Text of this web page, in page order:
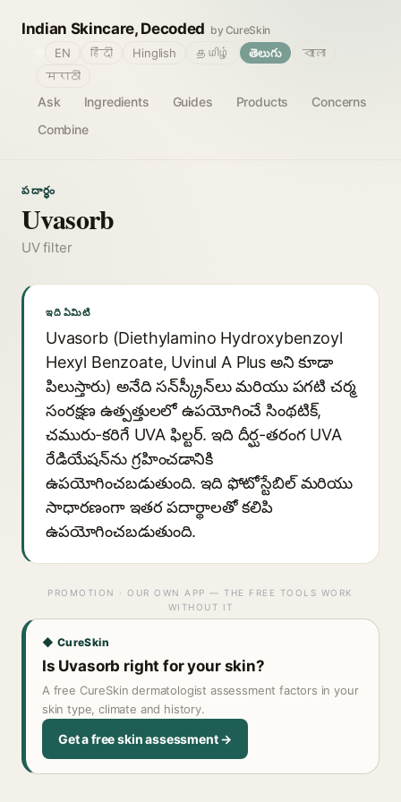
Indian Skincare, Decoded by CureSkin
Ask Ingredients Guides Products
Concerns
Combine
EN हिंदी Hinglish தமிழ் తెలుగు
বাংলা
मराठी
పదార్థం
Uvasorb
UV filter
ఇది ఏమిటి
Uvasorb (Diethylamino Hydroxybenzoyl
Hexyl Benzoate, Uvinul A Plus అని కూడా
పిలుస్తారు) అనేది సన్‌స్క్రీన్‌లు మరియు పగటి చర్మ
సంరక్షణ ఉత్పత్తులలో ఉపయోగించే సింథటిక్,
చమురు-కరిగే UVA ఫిల్టర్. ఇది దీర్ఘ-తరంగ UVA
రేడియేషన్‌ను గ్రహించడానికి
ఉపయోగించబడుతుంది. ఇది ఫోటోస్టేబిల్ మరియు
సాధారణంగా ఇతర పదార్థాలతో కలిపి
ఉపయోగించబడుతుంది.
PROMOTION · OUR OWN APP — THE FREE TOOLS WORK
WITHOUT IT
◆ CureSkin
Is Uvasorb right for your skin?
A free CureSkin dermatologist assessment factors in your
skin type, climate and history.
Get a free skin assessment →